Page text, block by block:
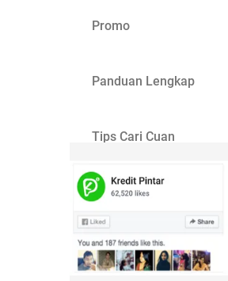
Promo
Panduan Lengkap
Tips Cari Cuan
Gaya Hidup
Kisah Sukses